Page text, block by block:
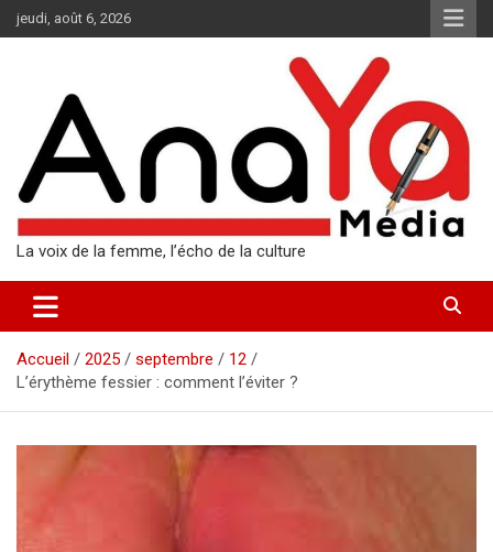
Aller
au
jeudi, août 6, 2026
La voix de la femme, l’écho de la culture
Accueil 2025 septembre
12
L’érythème fessier : comment l’éviter ?